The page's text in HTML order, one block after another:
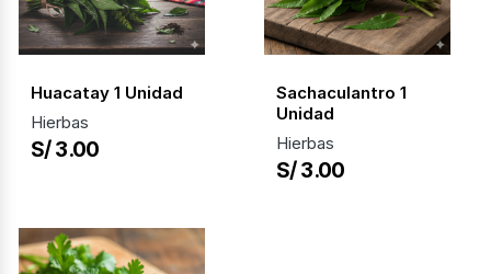
Huacatay 1 Unidad
Hierbas
S/ 3.00
Sachaculantro 1
Unidad
Hierbas
S/ 3.00